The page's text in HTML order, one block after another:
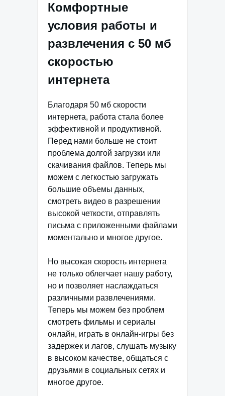
Комфортные
условия работы и
развлечения с 50 мб
скоростью
интернета
Благодаря 50 мб скорости
интернета, работа стала более
эффективной и продуктивной.
Перед нами больше не стоит
проблема долгой загрузки или
скачивания файлов. Теперь мы
можем с легкостью загружать
большие объемы данных,
смотреть видео в разрешении
высокой четкости, отправлять
письма с приложенными файлами
моментально и многое другое.
Но высокая скорость интернета
не только облегчает нашу работу,
но и позволяет наслаждаться
различными развлечениями.
Теперь мы можем без проблем
смотреть фильмы и сериалы
онлайн, играть в онлайн-игры без
задержек и лагов, слушать музыку
в высоком качестве, общаться с
друзьями в социальных сетях и
многое другое.